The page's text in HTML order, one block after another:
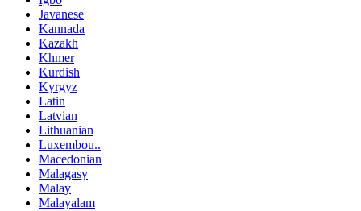
Javanese
Kannada
Kazakh
Khmer
Kurdish
Kyrgyz
Latin
Latvian
Lithuanian
Luxembou..
Macedonian
Malagasy
Malay
Malayalam